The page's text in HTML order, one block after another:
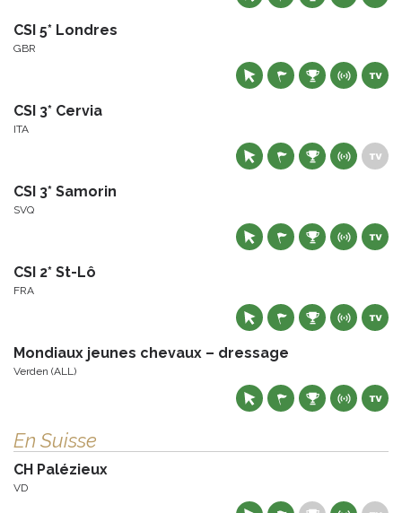
CSI 5* Londres
GBR
CSI 3* Cervia
ITA
CSI 3* Samorin
SVQ
CSI 2* St-Lô
FRA
Mondiaux jeunes chevaux – dressage
Verden (ALL)
En Suisse
CH Palézieux
VD